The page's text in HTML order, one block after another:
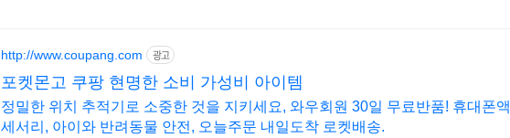
http://www.coupang.com 광고
포켓몬고 쿠팡 현명한 소비 가성비 아이템
정밀한 위치 추적기로 소중한 것을 지키세요, 와우회원 30일 무료반품! 휴대폰액
세서리, 아이와 반려동물 안전, 오늘주문 내일도착 로켓배송.